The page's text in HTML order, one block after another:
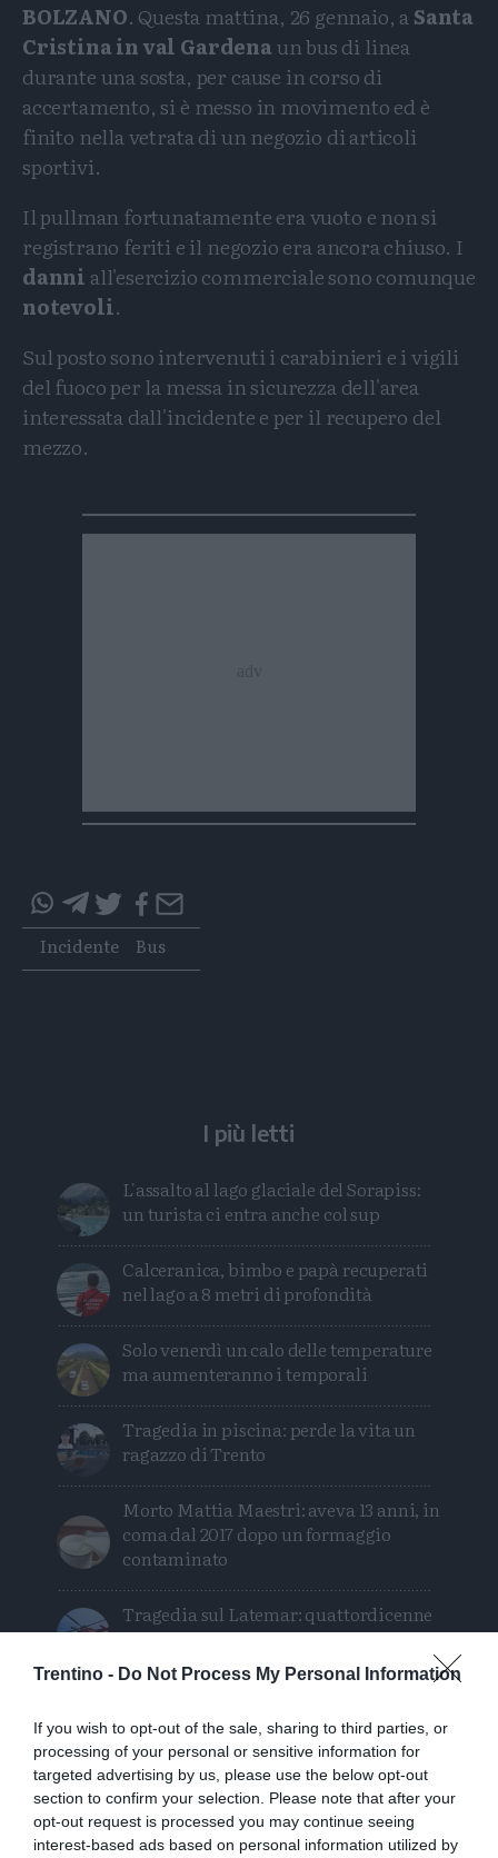
Trentino - Do Not Process My Personal Information
If you wish to opt-out of the sale, sharing to third parties, or
processing of your personal or sensitive information for
targeted advertising by us, please use the below opt-out
section to confirm your selection. Please note that after your
opt-out request is processed you may continue seeing
interest-based ads based on personal information utilized by
BOLZANO. Questa mattina, 26 gennaio, aSanta
Cristina in val Gardenaun bus di linea
durante una sosta, per cause in corso di
accertamento, si è messo in movimento ed è
finito nella vetrata di un negozio di articoli
sportivi.
Il pullman fortunatamente era vuoto e non si
registrano feriti e il negozio era ancora chiuso. I
danni all'esercizio commerciale sono comunque
notevoli.
Sul posto sono intervenuti i carabinieri e i vigili
del fuoco per la messa in sicurezza dell'area
interessata dall'incidente e per il recupero del
mezzo.
questo
articolo
su
questo
articolo
su
Tags
Incidente Bus
I più letti
L'assalto al lago glaciale del Sorapiss:
un turista ci entra anche col sup
Calceranica, bimbo e papà recuperati
nel lago a 8 metri di profondità
Solo venerdì un calo delle temperature
ma aumenteranno i temporali
Tragedia in piscina: perde la vita un
ragazzo di Trento
Morto Mattia Maestri: aveva 13 anni, in
coma dal 2017 dopo un formaggio
contaminato
Tragedia sul Latemar: quattordicenne
precipita e muore